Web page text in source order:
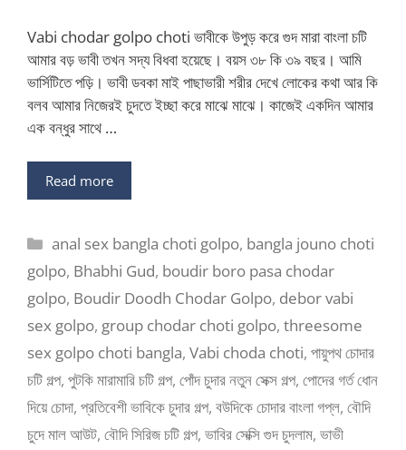
Vabi chodar golpo choti ভাবীকে উপুড় করে গুদ মারা বাংলা চটি
আমার বড় ভাবী তখন সদ্য বিধবা হয়েছে। বয়স ৩৮ কি ৩৯ বছর। আমি
ভার্সিটিতে পড়ি। ভাবী ডবকা মাই পাছাভারী শরীর দেখে লোকের কথা আর কি
বলব আমার নিজেরই চুদতে ইচ্ছা করে মাঝে মাঝে। কাজেই একদিন আমার
এক বন্ধুর সাথে …
Read more
Categories
anal sex bangla choti golpo, bangla jouno choti
golpo, Bhabhi Gud, boudir boro pasa chodar
golpo, Boudir Doodh Chodar Golpo, debor vabi
sex golpo, group chodar choti golpo, threesome
sex golpo choti bangla, Vabi choda choti, পায়ুপথ চোদার
চটি গল্প, পুটকি মারামারি চটি গল্প, পোঁদ চুদার নতুন সেক্স গল্প, পোদের গর্ত ধোন
দিয়ে চোদা, প্রতিবেশী ভাবিকে চুদার গল্প, বউদিকে চোদার বাংলা গপ্ল, বৌদি
চুদে মাল আউট, বৌদি সিরিজ চটি গল্প, ভাবির সেক্সি গুদ চুদলাম, ভাভী